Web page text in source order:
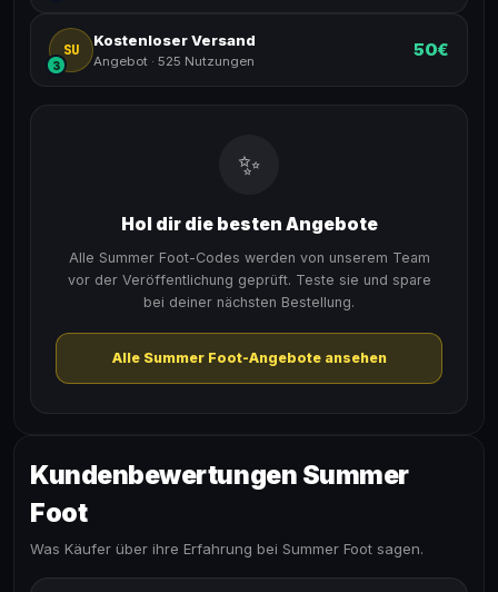
SU
3
Kostenloser Versand
Angebot · 525 Nutzungen
50€
✨
Hol dir die besten Angebote
Alle Summer Foot-Codes werden von unserem Team
vor der Veröffentlichung geprüft. Teste sie und spare
bei deiner nächsten Bestellung.
Alle Summer Foot-Angebote ansehen
Kundenbewertungen Summer
Foot
Was Käufer über ihre Erfahrung bei Summer Foot sagen.